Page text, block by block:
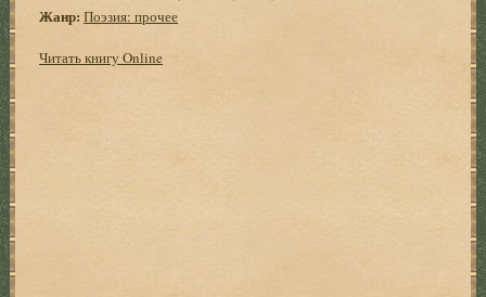
Жанр: Поэзия: прочее
Читать книгу Online